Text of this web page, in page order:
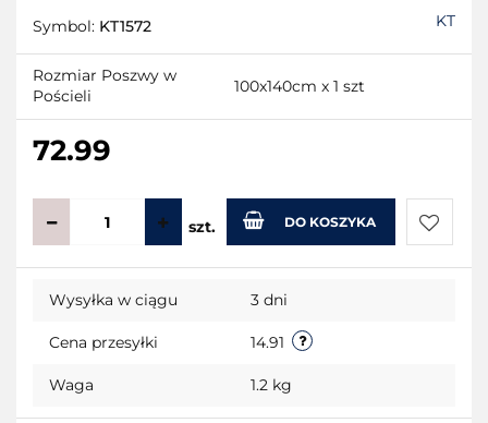
Symbol: KT1572 KT
Rozmiar Poszwy w
Pościeli
100x140cm x 1 szt
72.99
szt. DO KOSZYKA
Do
Wysyłka w ciągu 3 dni
Cena przesyłki 14.91
Waga 1.2 kg